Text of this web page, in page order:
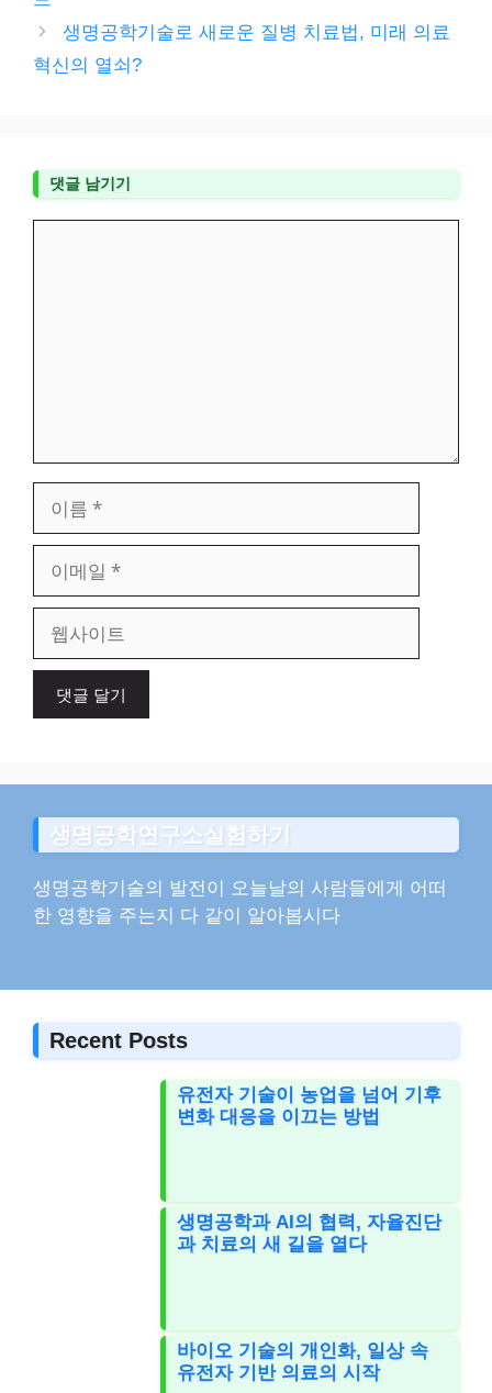
생명공학기술로 새로운 질병 치료법, 미래 의료
혁신의 열쇠?
댓글 남기기
일
이
생명공학연구소실험하기
생명공학기술의 발전이 오늘날의 사람들에게 어떠
한 영향을 주는지 다 같이 알아봅시다
Recent Posts
유전자 기술이 농업을 넘어 기후
변화 대응을 이끄는 방법
생명공학과 AI의 협력, 자율진단
과 치료의 새 길을 열다
바이오 기술의 개인화, 일상 속
유전자 기반 의료의 시작